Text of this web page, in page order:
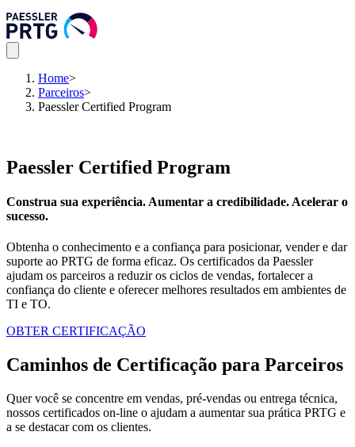
Home>
Parceiros>
Paessler Certified Program
Paessler Certified Program
Construa sua experiência. Aumentar a credibilidade. Acelerar o
sucesso.
Obtenha o conhecimento e a confiança para posicionar, vender e dar
suporte ao PRTG de forma eficaz. Os certificados da Paessler
ajudam os parceiros a reduzir os ciclos de vendas, fortalecer a
confiança do cliente e oferecer melhores resultados em ambientes de
TI e TO.
OBTER CERTIFICAÇÃO
Caminhos de Certificação para Parceiros
Quer você se concentre em vendas, pré-vendas ou entrega técnica,
nossos certificados on-line o ajudam a aumentar sua prática PRTG e
a se destacar com os clientes.